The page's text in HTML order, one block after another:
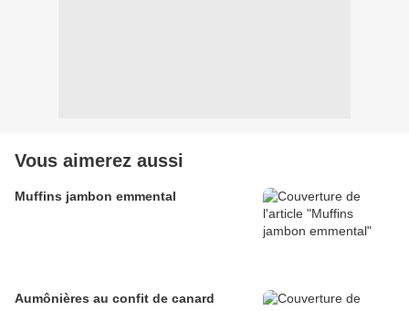
Vous aimerez aussi
Muffins jambon emmental
Aumônières au confit de canard